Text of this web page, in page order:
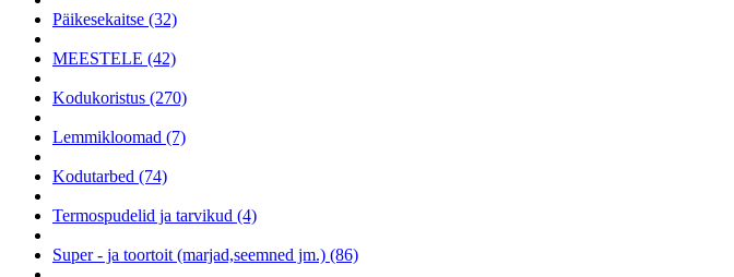
Päikesekaitse (32)
MEESTELE (42)
Kodukoristus (270)
Lemmikloomad (7)
Kodutarbed (74)
Termospudelid ja tarvikud (4)
Super - ja toortoit (marjad,seemned jm.) (86)